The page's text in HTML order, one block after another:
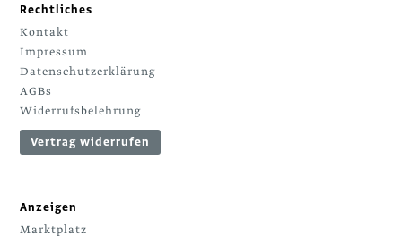
Rechtliches
Kontakt
Impressum
Datenschutzerklärung
AGBs
Widerrufsbelehrung
Vertrag widerrufen
Anzeigen
Marktplatz